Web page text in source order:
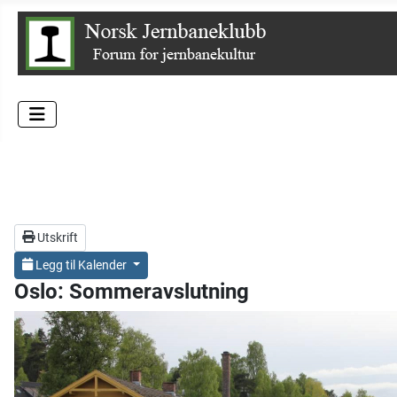
Utskrift
Legg til Kalender
Oslo: Sommeravslutning